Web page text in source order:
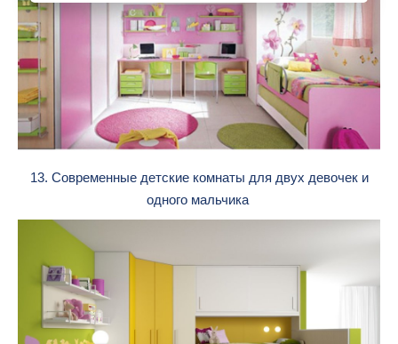
13. Современные детские комнаты для двух девочек и
одного мальчика